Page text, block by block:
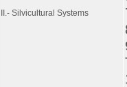
II.- Silvicultural Systems